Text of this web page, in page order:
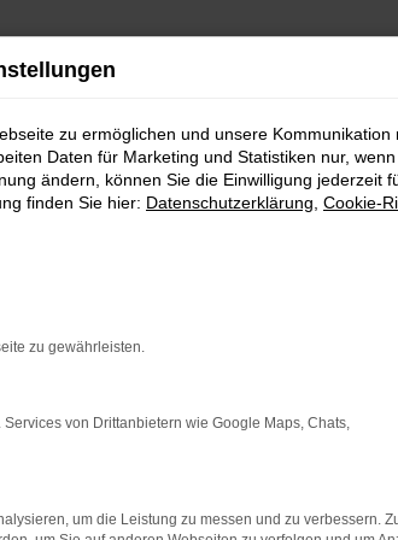
zu ermöglichen und unsere Kommunikation
Daten für Marketing und Statistiken nur,
ändern, können Sie die Einwilligung jederzeit
finden Sie hier: Datenschutzerklärung Cookie-
zu gewährleisten.
von Drittanbietern wie Google Maps, Chats,
um die Leistung zu messen und zu verbessern.